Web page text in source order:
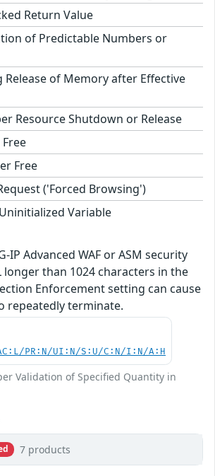
Return Value
of Predictable Numbers or
Release of Memory after Effective
Resource Shutdown or Release
Free
('Forced Browsing')
Variable
IP Advanced WAF or ASM security
longer than 1024 characters in the
Enforcement setting can cause
repeatedly terminate.
PR:N/UI:N/S:U/C:N/I:N/A:H
Validation of Specified Quantity in
7 products